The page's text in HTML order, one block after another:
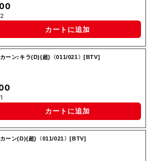
カートに追加
ーン:キラ(D){超}〈011/021〉[BTV]
カートに追加
ーン(D){超}〈011/021〉[BTV]